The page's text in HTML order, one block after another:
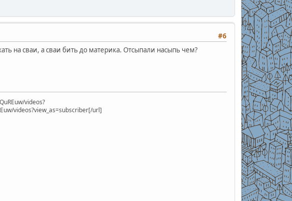
#6
на сваи, а сваи бить до материка. Отсыпали насыпь чем?
videos?
videos?view_as=subscriber[/url]